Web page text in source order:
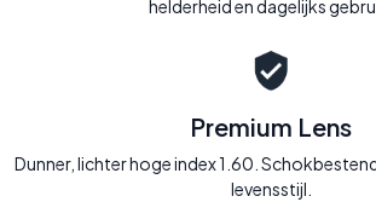
helderheid en dagelijks
Premium Lens
Dunner, lichter hoge index 1.60.
levensstijl.